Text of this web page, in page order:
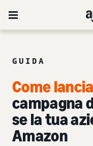
GUIDA
Come
campagna
se la tua
Amazon